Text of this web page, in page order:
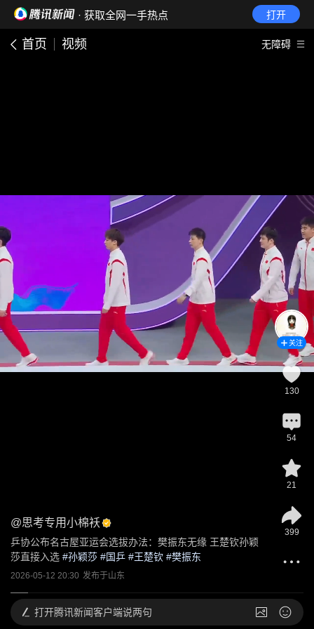
· 获取全网一手热点 打开
首页 视频 无障碍
@思考专用小棉袄
乒协公布名古屋亚运会选拔办法：樊振东无缘 王楚钦孙颖
莎直接入选 #孙颖莎 #国乒 #王楚钦 #樊振东
2026-05-12 20:30 发布于山东
关注
130
54
21
399
打开腾讯新闻客户端说两句